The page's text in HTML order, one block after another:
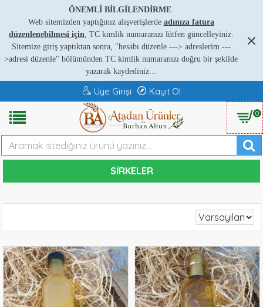
ÖNEMLİ BİLGİLENDİRME
Web sitemizden yaptığınız alışverişlerde adınıza fatura
düzenlenebilmesi için, TC kimlik numaranızı lütfen güncelleyiniz.
Sitemize giriş yaptıktan sonra, "hesabı düzenle ---> adreslerim ---
>adresi düzenle" bölümünden TC kimlik numaranızı doğru bir şekilde
yazarak kaydediniz...
Üye Girişi Kayıt Ol
0
SIRKELER